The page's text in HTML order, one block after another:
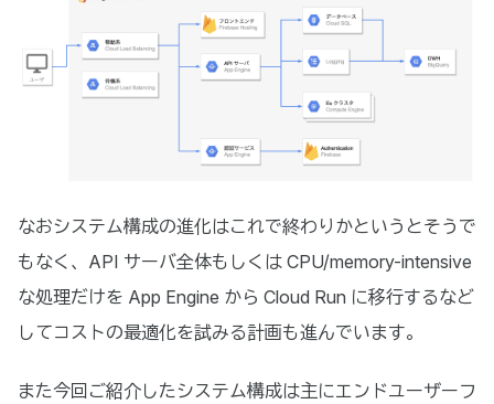
なおシステム構成の進化はこれで終わりかというとそうで
もなく、API サーバ全体もしくは CPU/memory-intensive
な処理だけを App Engine から Cloud Run に移行するなど
してコストの最適化を試みる計画も進んでいます。
また今回ご紹介したシステム構成は主にエンドユーザーフ